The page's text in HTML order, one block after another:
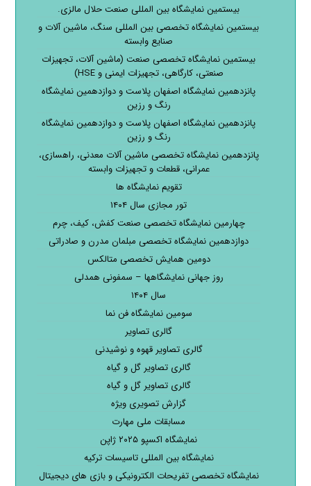
بیستمین نمایشگاه بین المللی صنعت حلال مالزی.
بیستمین نمایشگاه تخصصی بین المللی سنگ، ماشین آلات و
صنایع وابسته
بیستمین نمایشگاه تخصصی صنعت (ماشین آلات، تجهیزات
صنعتی، کارگاهی، تجهیزات ایمنی و HSE)
پانزدهمین نمایشگاه اصفهان پلاست و دوازدهمین نمایشگاه
رنگ و رزین
پانزدهمین نمایشگاه اصفهان پلاست و دوازدهمین نمایشگاه
رنگ و رزین
پانزدهمین نمایشگاه تخصصی ماشین آلات معدنی، راهسازی،
عمرانی، قطعات و تجهیزات وابسته
تقویم نمایشگاه ها
تور مجازی سال ۱۴۰۴
چهارمین نمایشگاه تخصصی صنعت کفش، کیف، چرم
دوازدهمین نمایشگاه تخصصی مبلمان مدرن و صادراتی
دومین همایش تخصصی متالکس
روز جهانی نمایشگاهها – سمفونی همدلی
سال ۱۴۰۴
سومین نمایشگاه فن نما
گالری تصاویر
گالری تصاویر قهوه و نوشیدنی
گالری تصاویر گل و گیاه
گالری تصاویر گل و گیاه
گزارش تصویری ویژه
مسابقات ملی مهارت
نمایشگاه اکسپو ۲۰۲۵ ژاپن
نمایشگاه بین المللی تاسیسات ترکیه
نمایشگاه تخصصی تفریحات الکترونیکی و بازی های دیجیتال